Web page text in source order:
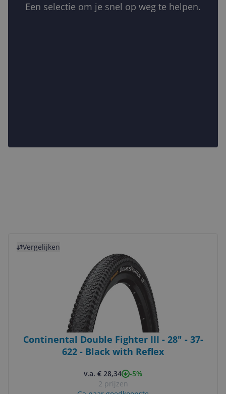
Een selectie om je snel op weg te helpen.
Vergelijken
Continental Double Fighter III - 28" - 37-
622 - Black with Reflex
v.a. € 28,34
-5%
2 prijzen